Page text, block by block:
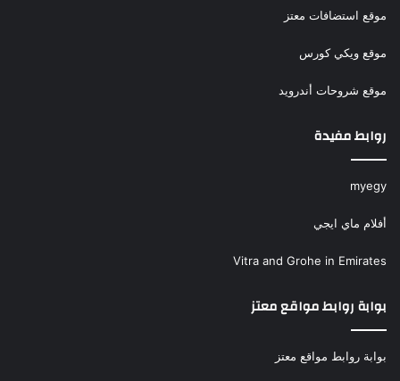
موقع استضافات معتز
موقع ويكي كورس
موقع شروحات أندرويد
روابط مفيدة
myegy
أفلام ماي ايجي
Vitra and Grohe in Emirates
بوابة روابط مواقع معتز
بوابة روابط مواقع معتز